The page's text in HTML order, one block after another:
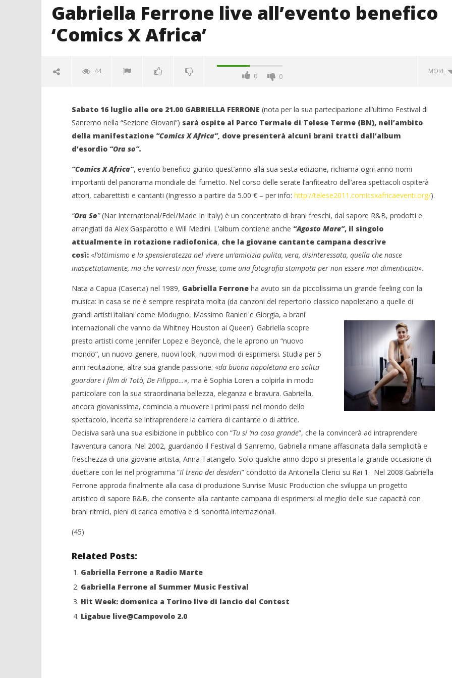
Gabriella Ferrone live all’evento benefico
‘Comics X Africa’
44
0 0
MORE
NOW VIEWING
Gabriella Ferrone live all’evento
benefico ‘Comics X Africa’
13/07/2011
Crolla il monopolio Siae con
13/07/2011
Redazione
Pink Floyd in mostra a Roma
13/07/2011
Redazione
Sabato 16 luglio alle ore 21.00 GABRIELLA FERRONE (nota per la sua partecipazione all’ultimo Festival di
Sanremo nella “Sezione Giovani”) sarà ospite al Parco Termale di Telese Terme (BN), nell’ambito
della manifestazione “Comics X Africa”, dove presenterà alcuni brani tratti dall’album
d’esordio “Ora so”.
“Comics X Africa”, evento benefico giunto quest’anno alla sua sesta edizione, richiama ogni anno nomi
importanti del panorama mondiale del fumetto. Nel corso delle serate l’anfiteatro dell’area spettacoli ospiterà
attori, cabarettisti e cantanti (Ingresso a partire da 5.00 € – per info: http://telese2011.comicsxafricaeventi.org/).
“Ora So”(Nar International/Edel/Made In Italy) è un concentrato di brani freschi, dal sapore R&B, prodotti e
arrangiati da Alex Gasparotto e Will Medini. L’album contiene anche “Agosto Mare”, il singolo
attualmente in rotazione radiofonica, che la giovane cantante campana descrive
così: «l’ottimismo e la spensieratezza nel vivere un’amicizia pulita, vera, disinteressata, quella che nasce
inaspettatamente, ma che vorresti non finisse, come una fotografia stampata per non essere mai dimenticata».
Nata a Capua (Caserta) nel 1989, Gabriella Ferroneha avuto sin da piccolissima un grande feeling con la
musica: in casa se ne è sempre respirata molta (da canzoni del repertorio classico napoletano a quelle di
grandi artisti italiani come Modugno, Massimo Ranieri e Giorgia, a brani
internazionali che vanno da Whitney Houston ai Queen). Gabriella scopre
presto artisti come Jennifer Lopez e Beyoncè, che le aprono un “nuovo
mondo”, un nuovo genere, nuovi look, nuovi modi di esprimersi. Studia per 5
anni recitazione, altra sua grande passione: «da buona napoletana ero solita
guardare i film di Totò, De Filippo…», ma è Sophia Loren a colpirla in modo
particolare con la sua straordinaria bellezza, eleganza e bravura. Gabriella,
ancora giovanissima, comincia a muovere i primi passi nel mondo dello
spettacolo, incerta se intraprendere la carriera di cantante o di attrice.
Decisiva sarà una sua esibizione in pubblico con “Tu si ‘na cosa grande”, che la convincerà ad intraprendere
l’avventura canora. Nel 2002, guardando il Festival di Sanremo, Gabriella rimane affascinata dalla semplicità e
freschezza di una giovane artista, Anna Tatangelo. Solo qualche anno dopo si presenta la grande occasione di
duettare con lei nel programma “Il treno dei desideri” condotto da Antonella Clerici su Rai 1. Nel 2008 Gabriella
Ferrone approda finalmente alla casa di produzione Sunrise Music Production che sviluppa un progetto
artistico di sapore R&B, che consente alla cantante campana di esprimersi al meglio delle sue capacità con
brani ritmici, pieni di carica emotiva e di sonorità internazionali.
(45)
Related Posts:
Gabriella Ferrone a Radio Marte
Gabriella Ferrone al Summer Music Festival
Hit Week: domenica a Torino live di lancio del Contest
Ligabue live@Campovolo 2.0